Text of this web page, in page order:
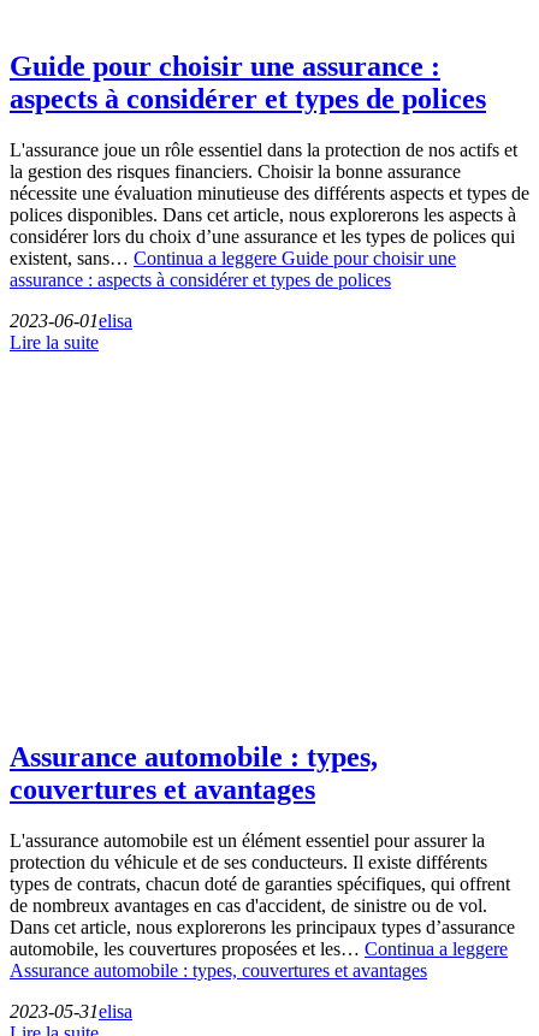
Guide pour choisir une assurance :
aspects à considérer et types de polices
L'assurance joue un rôle essentiel dans la protection de nos actifs et
la gestion des risques financiers. Choisir la bonne assurance
nécessite une évaluation minutieuse des différents aspects et types de
polices disponibles. Dans cet article, nous explorerons les aspects à
considérer lors du choix d’une assurance et les types de polices qui
existent, sans… Continua a leggere Guide pour choisir une
assurance : aspects à considérer et types de polices
2023-06-01elisa
Lire la suite
Assurance automobile : types,
couvertures et avantages
L'assurance automobile est un élément essentiel pour assurer la
protection du véhicule et de ses conducteurs. Il existe différents
types de contrats, chacun doté de garanties spécifiques, qui offrent
de nombreux avantages en cas d'accident, de sinistre ou de vol.
Dans cet article, nous explorerons les principaux types d’assurance
automobile, les couvertures proposées et les… Continua a leggere
Assurance automobile : types, couvertures et avantages
2023-05-31elisa